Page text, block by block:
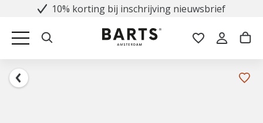
10% korting bij inschrijving nieuwsbrief